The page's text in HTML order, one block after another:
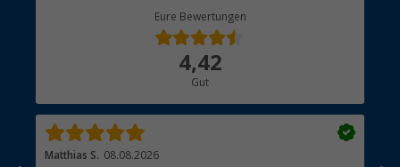
Eure Bewertungen
4,42
Gut
Matthias S. 08.08.2026